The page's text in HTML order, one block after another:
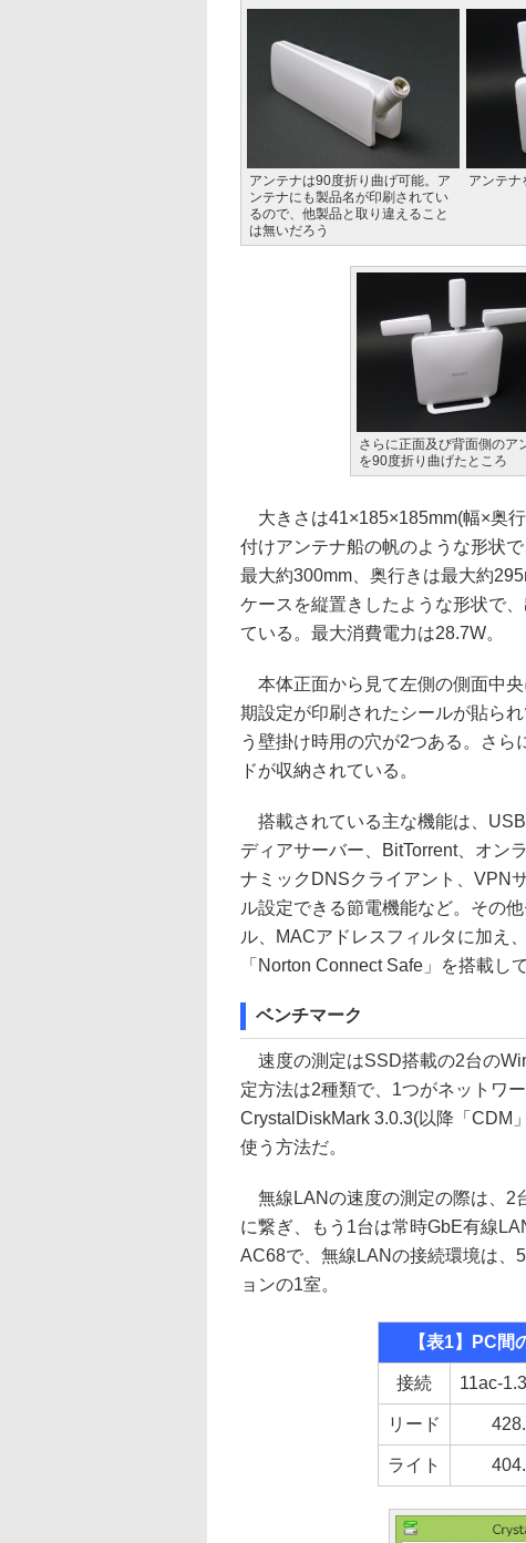
アンテナは90度折り曲げ可能。ア
ンテナにも製品名が印刷されてい
るので、他製品と取り違えること
は無いだろう
アンテナ
さらに正面及び背面側のア
を90度折り曲げたところ
大きさは41×185×185mm(幅×奥
付けアンテナ船の帆のような形状
最大約300mm、奥行きは最大約
ケースを縦置きしたような形状で
ている。最大消費電力は28.7W。
本体正面から見て左側の側面中
期設定が印刷されたシールが貼ら
う壁掛け時用の穴が2つある。さ
ドが収納されている。
搭載されている主な機能は、
ディアサーバー、BitTorrent、オン
ナミックDNSクライアント、VPN
ル設定できる節電機能など。その
ル、MACアドレスフィルタに加え
「Norton Connect Safe」を搭載し
ベンチマーク
速度の測定はSSD搭載の2台の
定方法は2種類で、1つがネットワ
CrystalDiskMark 3.0.3(以降「CDM
使う方法だ。
無線LANの速度の測定の際は、2
に繋ぎ、もう1台は常時GbE有線
AC68で、無線LANの接続環境は、
ョンの1室。
【表1】PC
接続 11ac-
リード
ライト